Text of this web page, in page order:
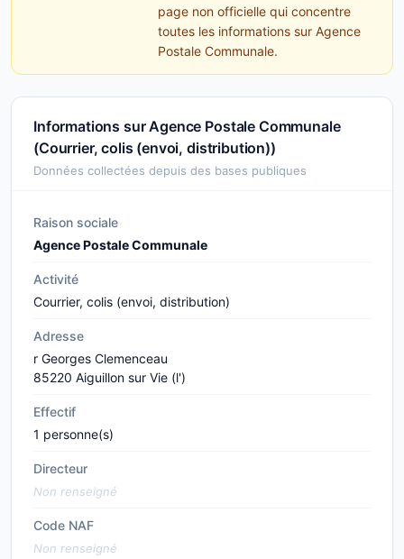
page non officielle qui concentre
toutes les informations sur Agence
Postale Communale.
Informations sur Agence Postale Communale
(Courrier, colis (envoi, distribution))
Données collectées depuis des bases publiques
Raison sociale
Agence Postale Communale
Activité
Courrier, colis (envoi, distribution)
Adresse
r Georges Clemenceau
85220 Aiguillon sur Vie (l')
Effectif
1 personne(s)
Directeur
Non renseigné
Code NAF
Non renseigné